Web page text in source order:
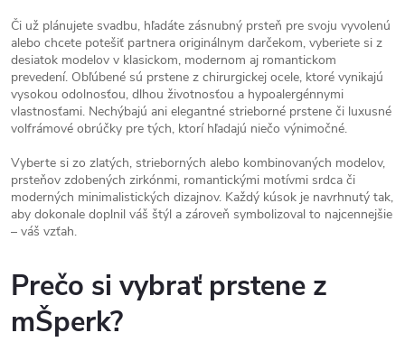
d
a
c
i
e
p
r
v
k
á
n
k
o
v
a
n
i
e
Či už plánujete svadbu, hľadáte zásnubný prsteň pre svoju vyvolenú
alebo chcete potešiť partnera originálnym darčekom, vyberiete si z
desiatok modelov v klasickom, modernom aj romantickom
prevedení. Obľúbené sú prstene z chirurgickej ocele, ktoré vynikajú
vysokou odolnosťou, dlhou životnosťou a hypoalergénnymi
vlastnosťami. Nechýbajú ani elegantné strieborné prstene či luxusné
volfrámové obrúčky pre tých, ktorí hľadajú niečo výnimočné.
Vyberte si zo zlatých, strieborných alebo kombinovaných modelov,
prsteňov zdobených zirkónmi, romantickými motívmi srdca či
moderných minimalistických dizajnov. Každý kúsok je navrhnutý tak,
aby dokonale doplnil váš štýl a zároveň symbolizoval to najcennejšie
– váš vzťah.
Prečo si vybrať prstene z
mŠperk?